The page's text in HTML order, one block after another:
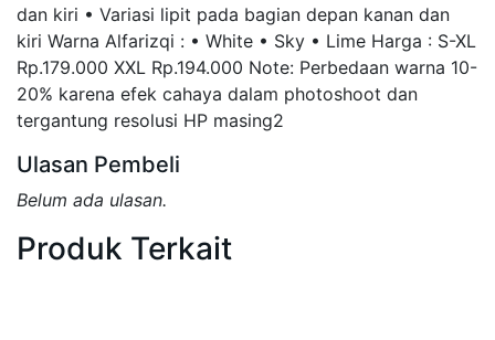
dan kiri • Variasi lipit pada bagian depan kanan dan
kiri Warna Alfarizqi : • White • Sky • Lime Harga : S-XL
Rp.179.000 XXL Rp.194.000 Note: Perbedaan warna 10-
20% karena efek cahaya dalam photoshoot dan
tergantung resolusi HP masing2
Ulasan Pembeli
Belum ada ulasan.
Produk Terkait